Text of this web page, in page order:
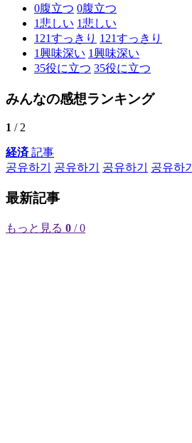
0腹立つ 0腹立つ
1悲しい 1悲しい
121すっきり 121すっきり
1興味深い 1興味深い
35役に立つ 35役に立つ
みんなの感想ランキング
1 / 2
経済記事
공유하기
공유하기 공유하기 공유하기
最新記事
もっと見る 0 / 0